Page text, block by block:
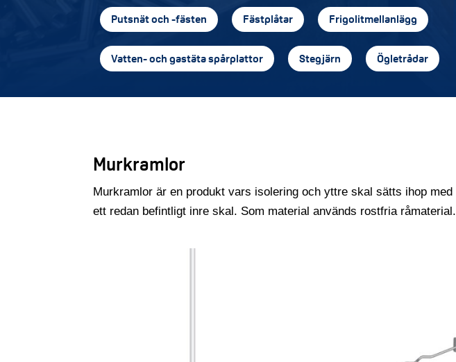
Putsnät och -fästen Fästplåtar Frigolitmellanlägg
Vatten- och gastäta spårplattor Stegjärn Ögletrådar
Murkramlor
Murkramlor är en produkt vars isolering och yttre skal sätts ihop med
ett redan befintligt inre skal. Som material används rostfria råmaterial.